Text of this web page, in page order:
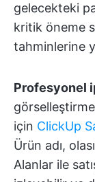
gelecekteki
kritik öneme
tahminlerine
Profesyonel
için ClickUp
Ürün adı,
Alanlar ile